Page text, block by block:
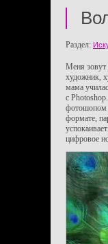
Раздел:
Меня зовут
художник,
мама
с
фотошопом
формате,
цифровое